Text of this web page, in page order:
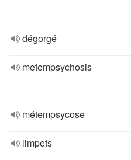
dégorgé
metempsychosis
métempsycose
limpets